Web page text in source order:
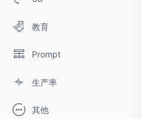
教育
Prompt
生产率
其他